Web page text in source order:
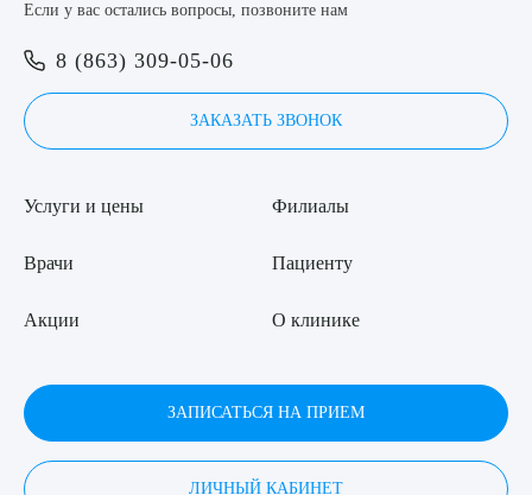
Если у вас остались вопросы, позвоните нам
8 (863) 309-05-06
ЗАКАЗАТЬ ЗВОНОК
Услуги и цены
Врачи
Акции
Филиалы
Пациенту
О клинике
ЗАПИСАТЬСЯ НА ПРИЕМ
ЛИЧНЫЙ КАБИНЕТ